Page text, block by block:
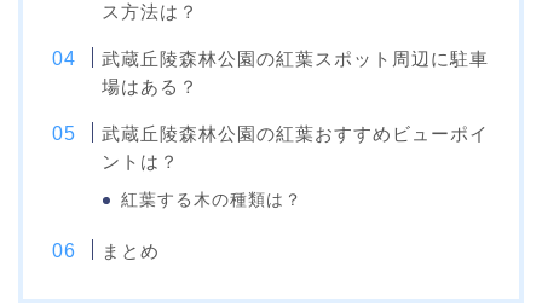
ス方法は？
武蔵丘陵森林公園の紅葉スポット周辺に駐車
場はある？
武蔵丘陵森林公園の紅葉おすすめビューポイ
ントは？
紅葉する木の種類は？
まとめ